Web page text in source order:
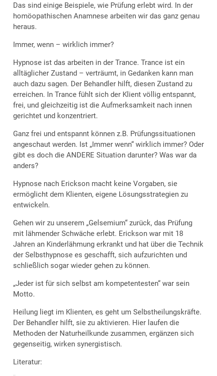
Das sind einige Beispiele, wie Prüfung erlebt wird. In der
homöopathischen Anamnese arbeiten wir das ganz genau
heraus.
Immer, wenn – wirklich immer?
Hypnose ist das arbeiten in der Trance. Trance ist ein
alltäglicher Zustand – verträumt, in Gedanken kann man
auch dazu sagen. Der Behandler hilft, diesen Zustand zu
erreichen. In Trance fühlt sich der Klient völlig entspannt,
frei, und gleichzeitig ist die Aufmerksamkeit nach innen
gerichtet und konzentriert.
Ganz frei und entspannt können z.B. Prüfungssituationen
angeschaut werden. Ist „Immer wenn“ wirklich immer? Oder
gibt es doch die ANDERE Situation darunter? Was war da
anders?
Hypnose nach Erickson macht keine Vorgaben, sie
ermöglicht dem Klienten, eigene Lösungsstrategien zu
entwickeln.
Gehen wir zu unserem „Gelsemium“ zurück, das Prüfung
mit lähmender Schwäche erlebt. Erickson war mit 18
Jahren an Kinderlähmung erkrankt und hat über die Technik
der Selbsthypnose es geschafft, sich aufzurichten und
schließlich sogar wieder gehen zu können.
„Jeder ist für sich selbst am kompetentesten“ war sein
Motto.
Heilung liegt im Klienten, es geht um Selbstheilungskräfte.
Der Behandler hilft, sie zu aktivieren. Hier laufen die
Methoden der Naturheilkunde zusammen, ergänzen sich
gegenseitig, wirken synergistisch.
Literatur: